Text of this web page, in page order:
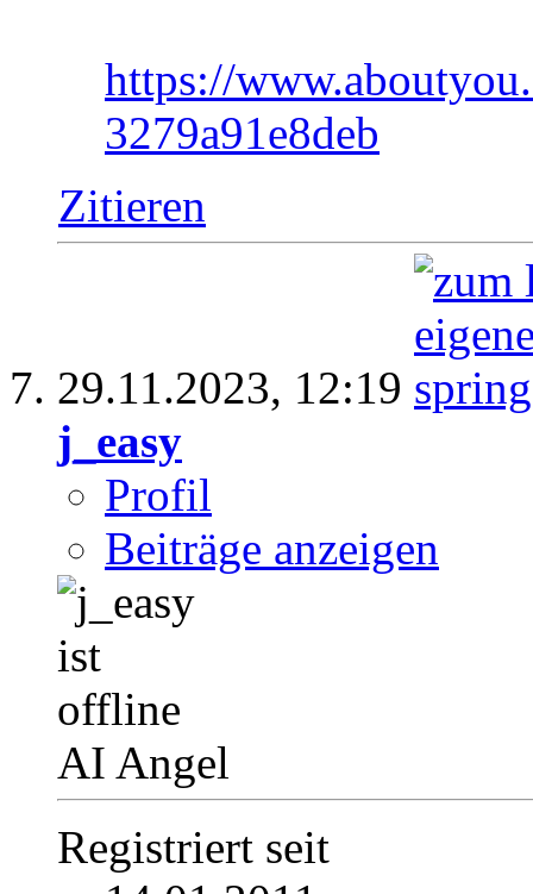
https://
3279a91e8deb
Zitieren
29.11.2023, 12:19
j_easy
Profil
Beiträge anzeigen
AI Angel
Registriert seit